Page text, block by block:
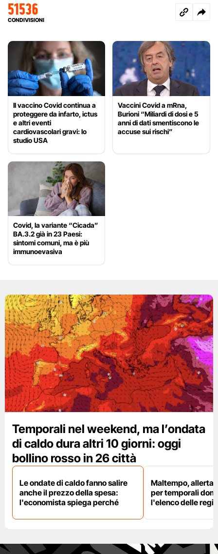
51536
CONDIVISIONI
Il vaccino Covid continua a
proteggere da infarto, ictus
e altri eventi
cardiovascolari gravi: lo
studio USA
Vaccini Covid a mRna,
Burioni “Miliardi di dosi e 5
anni di dati smentiscono le
accuse sui rischi”
Covid, la variante “Cicada”
BA.3.2 già in 23 Paesi:
sintomi comuni, ma è più
immunoevasiva
Temporali nel weekend, ma l’ondata
di caldo dura altri 10 giorni: oggi
bollino rosso in 26 città
Le ondate di caldo fanno salire
anche il prezzo della spesa:
l'economista spiega perché
Maltempo, allerta
per temporali
l'elenco delle